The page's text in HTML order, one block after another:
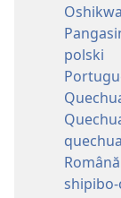
polski
Română